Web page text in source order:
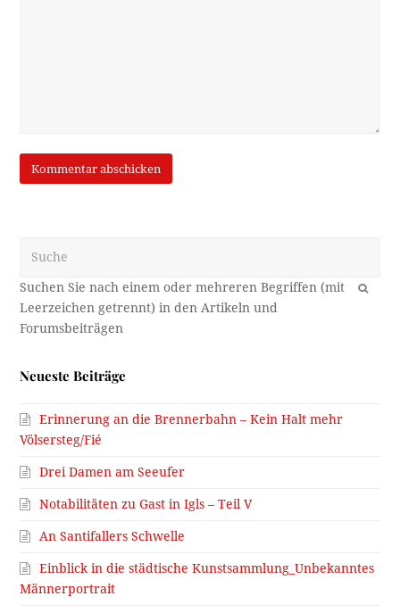
OK
Neueste Beiträge
Erinnerung an die Brennerbahn – Kein Halt mehr
Völsersteg/Fié
Drei Damen am Seeufer
Notabilitäten zu Gast in Igls – Teil V
An Santifallers Schwelle
Einblick in die städtische Kunstsammlung_Unbekanntes
Männerportrait